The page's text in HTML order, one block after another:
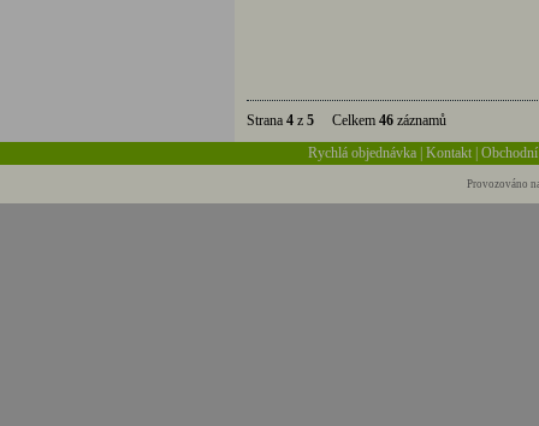
Strana 4 z 5 Celkem 46 záznamů
Rychlá objednávka |Kontakt |
Provozováno